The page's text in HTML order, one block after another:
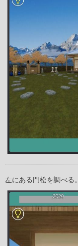
左にある門松を調べる。